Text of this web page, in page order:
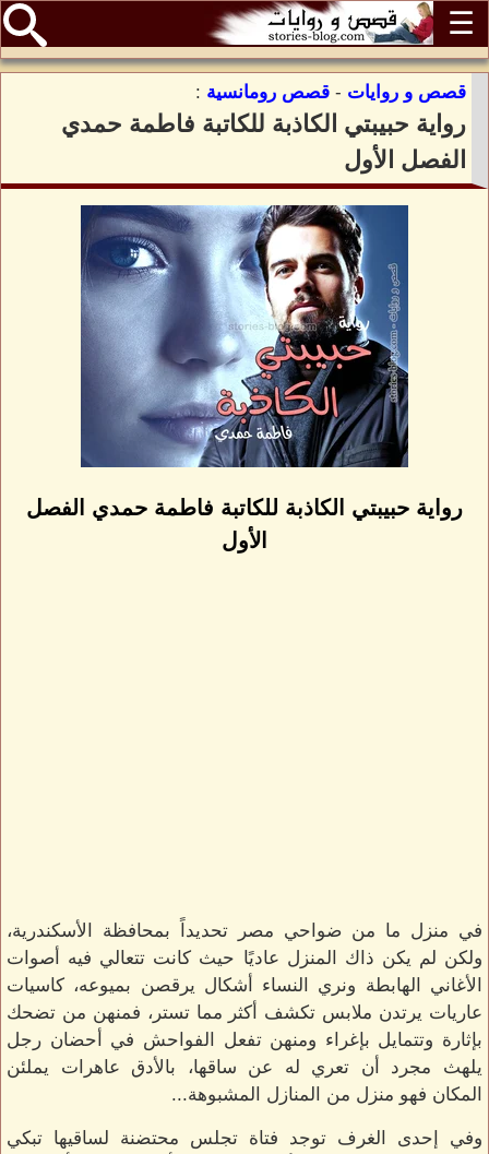
☰
قصص و روايات - قصص رومانسية :
رواية حبيبتي الكاذبة للكاتبة فاطمة حمدي
الفصل الأول
رواية حبيبتي الكاذبة للكاتبة فاطمة حمدي الفصل
الأول
في منزل ما من ضواحي مصر تحديداً بمحافظة الأسكندرية،
ولكن لم يكن ذاك المنزل عاديًا حيث كانت تتعالي فيه أصوات
الأغاني الهابطة ونري النساء أشكال يرقصن بميوعه، كاسيات
عاريات يرتدن ملابس تكشف أكثر مما تستر، فمنهن من تضحك
بإثارة وتتمايل بإغراء ومنهن تفعل الفواحش في أحضان رجل
يلهث مجرد أن تعري له عن ساقها، بالأدق عاهرات يملئن
المكان فهو منزل من المنازل المشبوهة...
وفي إحدى الغرف توجد فتاة تجلس محتضنة لساقيها تبكي